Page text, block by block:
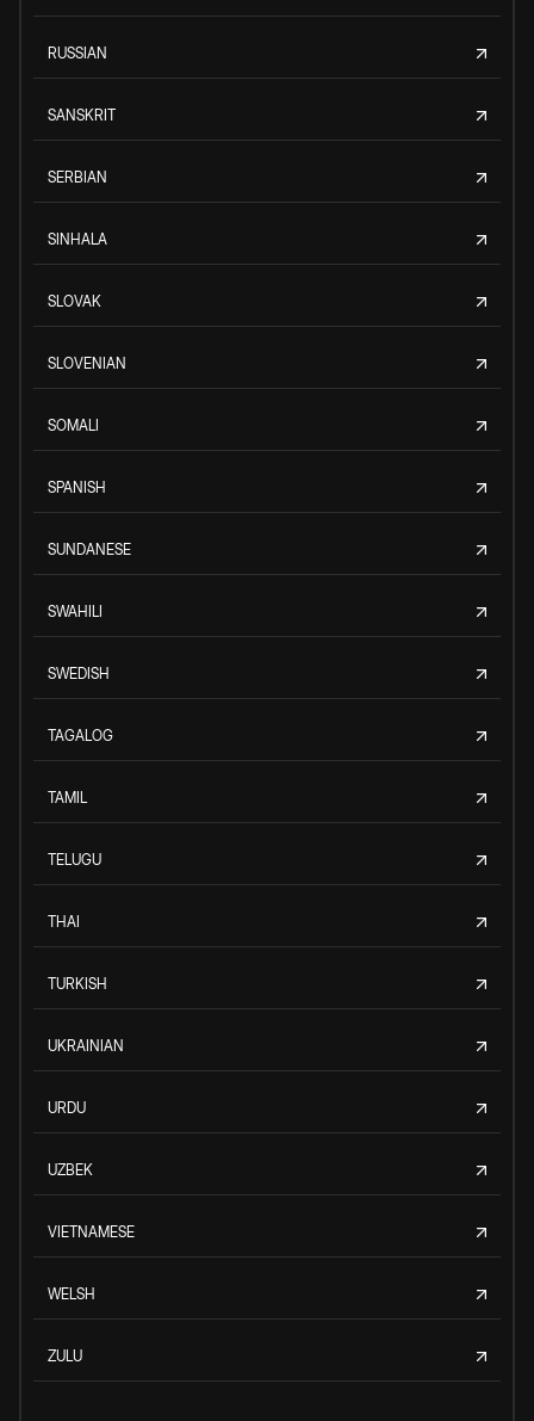
RUSSIAN
SANSKRIT
SERBIAN
SINHALA
SLOVAK
SLOVENIAN
SOMALI
SPANISH
SUNDANESE
SWAHILI
SWEDISH
TAGALOG
TAMIL
TELUGU
THAI
TURKISH
UKRAINIAN
URDU
UZBEK
VIETNAMESE
WELSH
ZULU